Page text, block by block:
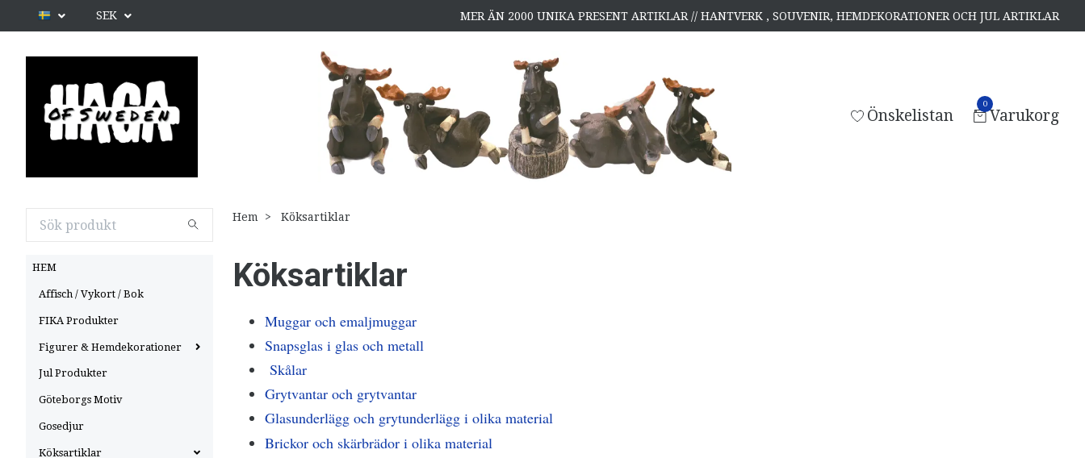
SEK MER ÄN 2000 UNIKA PRESENT ARTIKLAR // HANTVERK , SOUVENIR, HEMDEKORATIONER OCH JUL ARTIKLAR
Önskelistan
0
Varukorg
HEM
Affisch / Vykort / Bok
FIKA Produkter
Figurer & Hemdekorationer
Jul Produkter
Göteborgs Motiv
Gosedjur
Köksartiklar
Hem Köksartiklar
Köksartiklar
Muggar och emaljmuggar
Snapsglas i glas och metall
Skålar
Grytvantar och grytvantar
Glasunderlägg och grytunderlägg i olika material
Brickor och skärbrädor i olika material